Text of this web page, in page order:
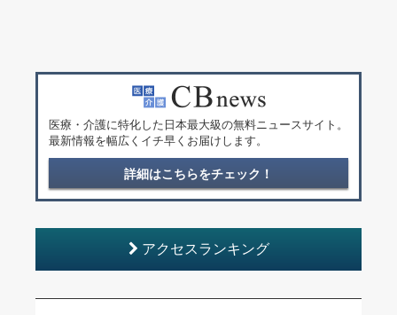
医療・介護に特化した日本最大級の無料ニュースサイト。
最新情報を幅広くイチ早くお届けします。
詳細はこちらをチェック！
アクセスランキング